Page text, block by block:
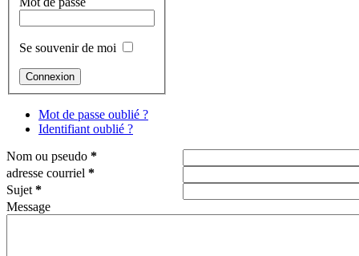
Se souvenir de moi
Mot de passe oublié ?
Identifiant oublié ?
Nom ou pseudo *
adresse courriel *
Sujet *
Message